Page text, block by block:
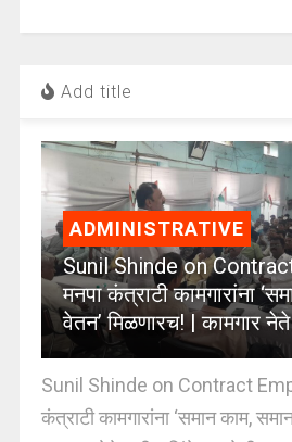
Add title
ADMINISTRATIVE
Sunil Shinde on
मनपा कंत्राटी कामगारांना
वेतन’ मिळणारच! | कामगार
Sunil Shinde on Contract
कंत्राटी कामगारांना ‘समान काम,